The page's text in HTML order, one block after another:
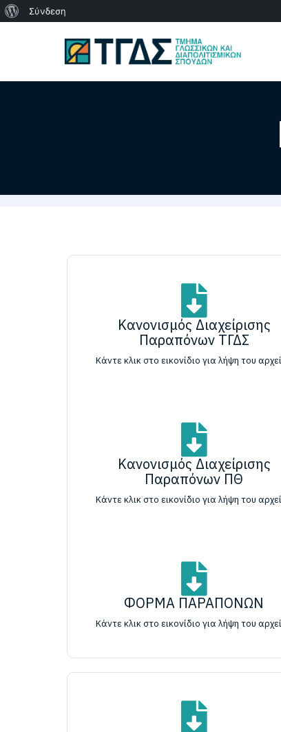
Σύνδεση
Κανονισμός Διαχείρισης
Παραπόνων ΤΓΔΣ
Κάντε κλικ στο εικονίδιο για λήψη του
Κανονισμός Διαχείρισης
Παραπόνων ΠΘ
Κάντε κλικ στο εικονίδιο για λήψη του
ΦΟΡΜΑ ΠΑΡΑΠΟΝΩΝ
Κάντε κλικ στο εικονίδιο για λήψη του